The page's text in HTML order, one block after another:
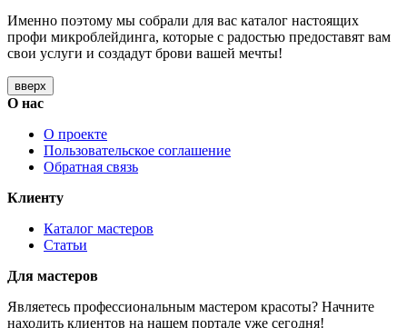
Именно поэтому мы собрали для вас каталог настоящих
профи микроблейдинга, которые с радостью предоставят вам
свои услуги и создадут брови вашей мечты!
вверх
О нас
О проекте
Пользовательское соглашение
Обратная связь
Клиенту
Каталог мастеров
Статьи
Для мастеров
Являетесь профессиональным мастером красоты? Начните
находить клиентов на нашем портале уже сегодня!